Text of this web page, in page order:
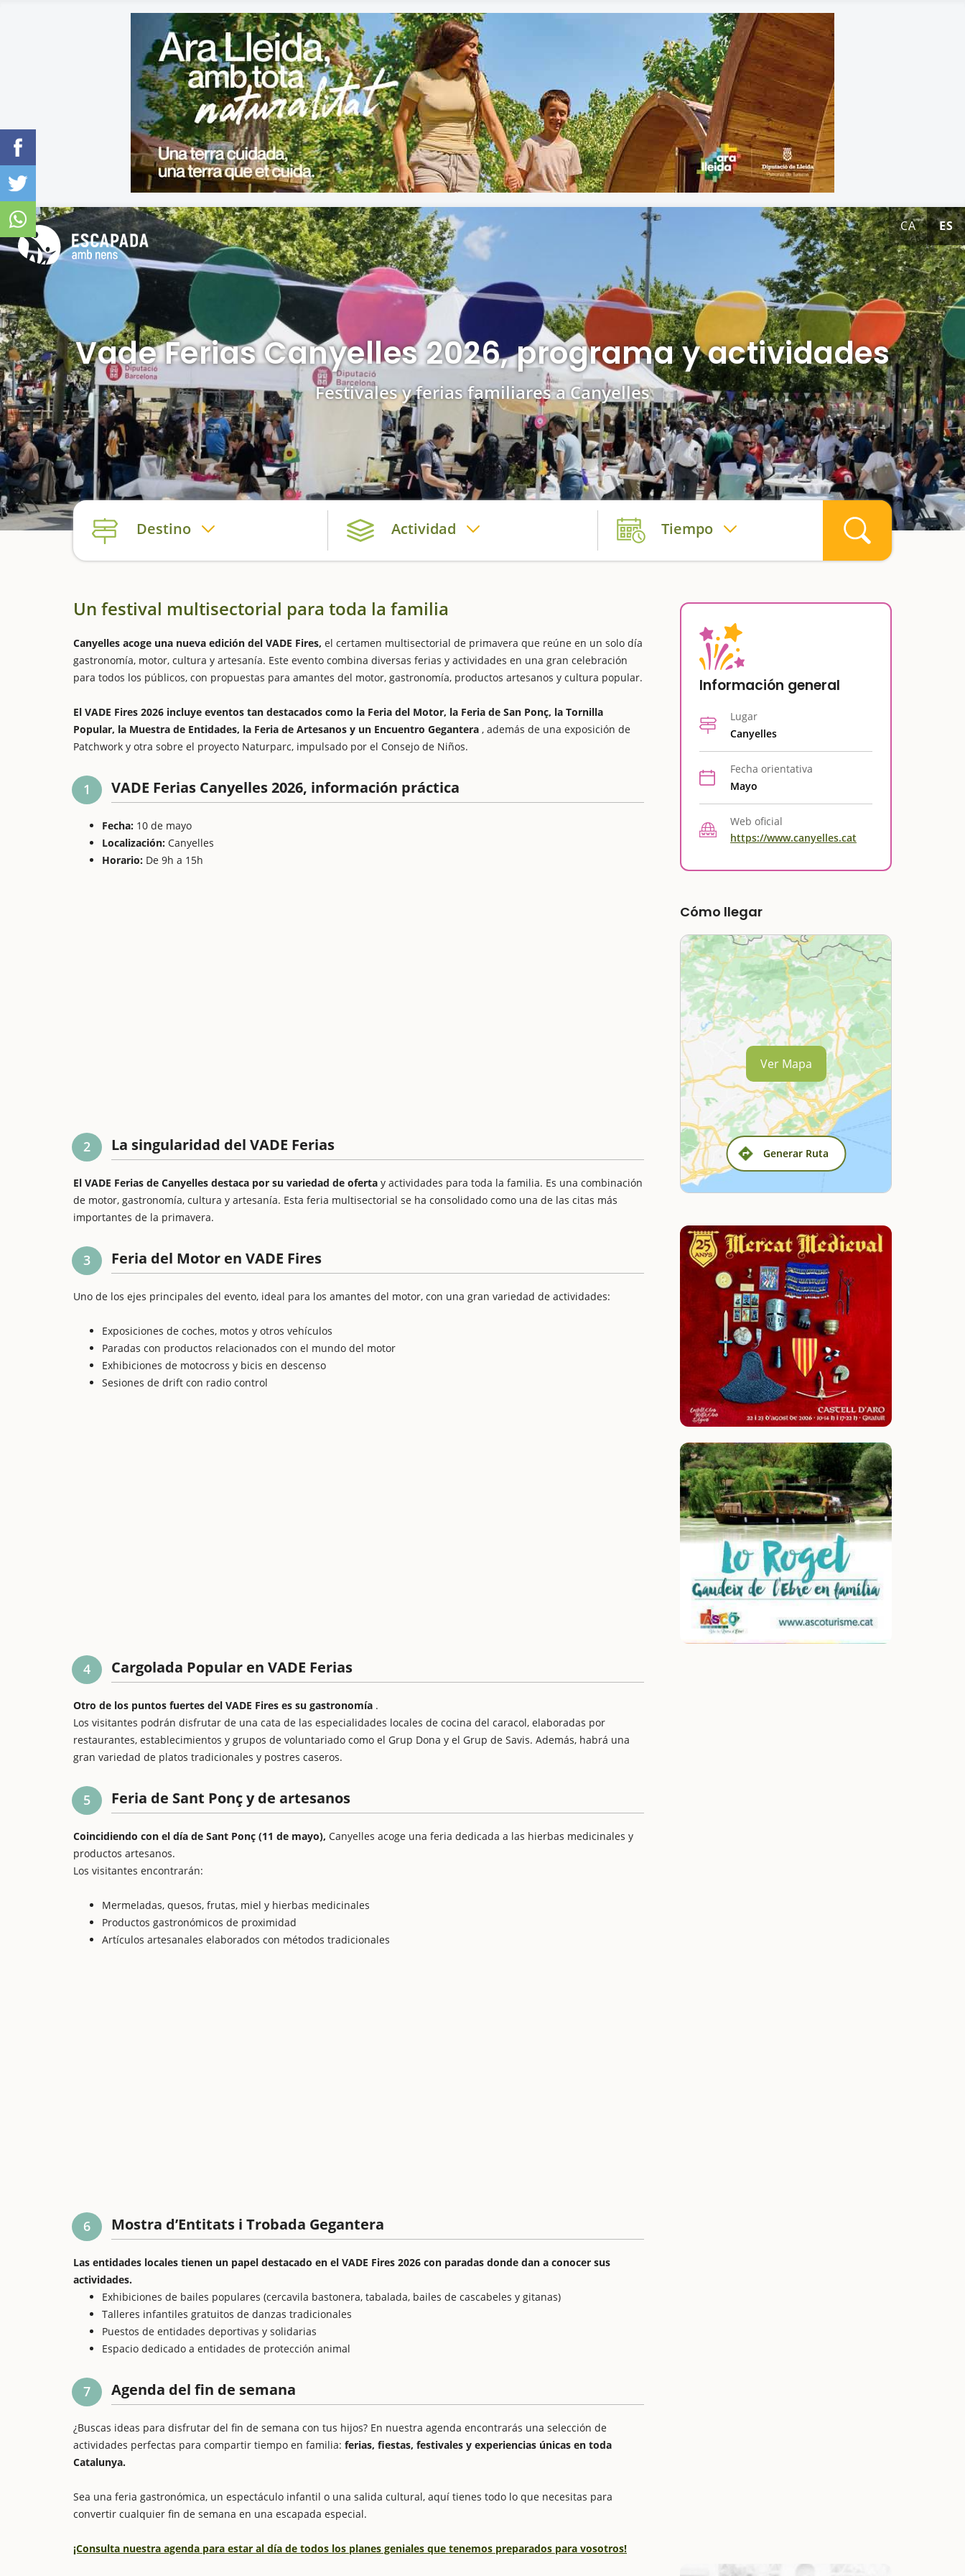
CA ES
Vade Ferias Canyelles 2026, programa y actividades
Festivales y ferias familiares a Canyelles
Destino Actividad Tiempo
Un festival multisectorial para toda la familia
Canyelles acoge una nueva edición del VADE Fires, el certamen multisectorial de primavera que reúne en un solo día
gastronomía, motor, cultura y artesanía. Este evento combina diversas ferias y actividades en una gran celebración
para todos los públicos, con propuestas para amantes del motor, gastronomía, productos artesanos y cultura popular.
El VADE Fires 2026 incluye eventos tan destacados como la Feria del Motor, la Feria de San Ponç, la Tornilla
Popular, la Muestra de Entidades, la Feria de Artesanos y un Encuentro Gegantera , además de una exposición de
Patchwork y otra sobre el proyecto Naturparc, impulsado por el Consejo de Niños.
1 VADE Ferias Canyelles 2026, información práctica
Fecha: 10 de mayo
Localización: Canyelles
Horario: De 9h a 15h
2 La singularidad del VADE Ferias
El VADE Ferias de Canyelles destaca por su variedad de oferta y actividades para toda la familia. Es una combinación
de motor, gastronomía, cultura y artesanía. Esta feria multisectorial se ha consolidado como una de las citas más
importantes de la primavera.
3 Feria del Motor en VADE Fires
Uno de los ejes principales del evento, ideal para los amantes del motor, con una gran variedad de actividades:
Exposiciones de coches, motos y otros vehículos
Paradas con productos relacionados con el mundo del motor
Exhibiciones de motocross y bicis en descenso
Sesiones de drift con radio control
4 Cargolada Popular en VADE Ferias
Otro de los puntos fuertes del VADE Fires es su gastronomía .
Los visitantes podrán disfrutar de una cata de las especialidades locales de cocina del caracol, elaboradas por
restaurantes, establecimientos y grupos de voluntariado como el Grup Dona y el Grup de Savis. Además, habrá una
gran variedad de platos tradicionales y postres caseros.
5 Feria de Sant Ponç y de artesanos
Coincidiendo con el día de Sant Ponç (11 de mayo), Canyelles acoge una feria dedicada a las hierbas medicinales y
productos artesanos.
Los visitantes encontrarán:
Mermeladas, quesos, frutas, miel y hierbas medicinales
Productos gastronómicos de proximidad
Artículos artesanales elaborados con métodos tradicionales
6 Mostra d’Entitats i Trobada Gegantera
Las entidades locales tienen un papel destacado en el VADE Fires 2026 con paradas donde dan a conocer sus
actividades.
Exhibiciones de bailes populares (cercavila bastonera, tabalada, bailes de cascabeles y gitanas)
Talleres infantiles gratuitos de danzas tradicionales
Puestos de entidades deportivas y solidarias
Espacio dedicado a entidades de protección animal
7 Agenda del fin de semana
¿Buscas ideas para disfrutar del fin de semana con tus hijos? En nuestra agenda encontrarás una selección de
actividades perfectas para compartir tiempo en familia: ferias, fiestas, festivales y experiencias únicas en toda
Catalunya.
Sea una feria gastronómica, un espectáculo infantil o una salida cultural, aquí tienes todo lo que necesitas para
convertir cualquier fin de semana en una escapada especial.
¡Consulta nuestra agenda para estar al día de todos los planes geniales que tenemos preparados para vosotros!
Información general
Lugar
Canyelles
Fecha orientativa
Mayo
Web oficial
https://www.canyelles.cat
Cómo llegar
Generar Ruta
Ver Mapa